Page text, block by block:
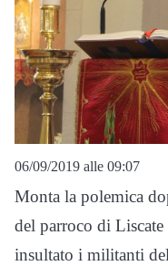
06/09/2019 alle 09:07
Monta la polemica
del parroco di Liscate
insultato i militanti